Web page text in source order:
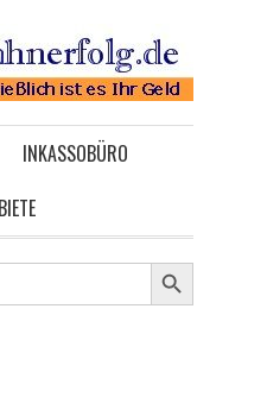
INKASSOBÜRO